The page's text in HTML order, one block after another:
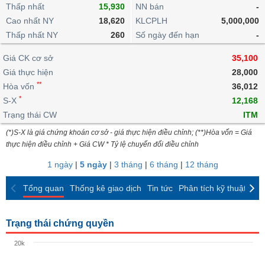
lỗ
dịch
nội
Niên
giám
Tài
liệu
cổ
Định
giá
ngoài
doanh
Top
cổ
phiếu
ngành
giao
dịch
dịch
Chứng
quyền
quan
Thống
giao
dịch
Thống
giao
dịch
Tin
tức
Phân
tích
kỹ
thuật
trực
tuyến
Bộ
lọc
cổ
So
sánh
Báo
cáo
Vĩ
mô
lai
Chứng
quyền
Trái
phiếu
IR
Awards
tạo
Dịch
vụ
Thấp nhất
15,930
Cao nhất NY
18,620
Thấp nhất NY
260
NN bán
-
KLCPLH
5,000,000
Số ngày đến hạn
-
Giá CK cơ sở
35,100
Giá thực hiện
28,000
Hòa vốn **
36,012
S-X *
12,168
Trạng thái CW
ITM
(*)S-X là giá chứng khoán cơ sở - giá thực hiện điều chỉnh; (**)Hòa vốn = Giá
thực hiện điều chỉnh + Giá CW * Tỷ lệ chuyển đổi điều chỉnh
1 ngày| 5 ngày| 3 tháng | 6 tháng | 12 tháng
Tổng quan Thống kê giao dịch Tin tức Phân tích kỹ thuật
Trạng thái chứng quyền
20k
BẤT
ĐỘNG
SẢN
TÀI
CHÍNH
HÀNG
KINH